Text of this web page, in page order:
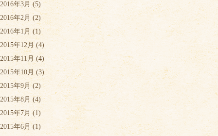
2016年3月(5)
2016年2月 (2)
2016年1月 (1)
2015年12月(4)
2015年11月 (4)
2015年10月 (3)
2015年9月(2)
2015年8月 (4)
2015年7月 (1)
2015年6月 (1)